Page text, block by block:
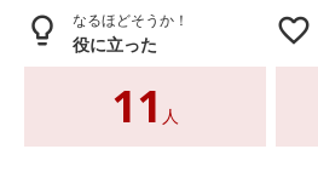
lightbulb_outline なるほどそうか！
役に立った
11 人
favorite_border